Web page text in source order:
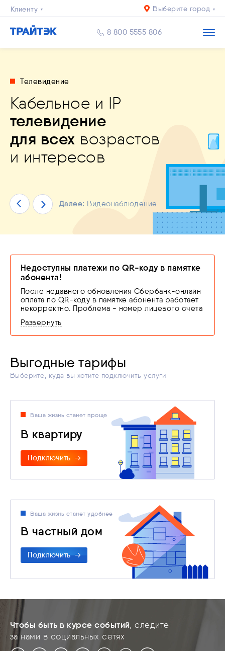
Клиенту
Выберите город
8 800 5555 806
подключение к
в квартиру и
Телевидение
Кабельное и IP
телевидение
для всех возрастов
и интересов
бизнеса
уровень
и комфорта
Далее: Видеонаблюдение
Недоступны платежи по QR-коду в памятке
абонента!
После недавнего обновления Сбербанк-онлайн
оплата по QR-коду в памятке абонента работает
некорректно. Проблема - номер лицевого счета
автоматически при сканировании QR-кода.
Все прочие способы оплаты через Сбер
платежа и оплата через поиск организаций в
приложении СБЕР доступны.
Также вы можете воспользоваться вторым QR-
Развернуть
Выгодные тарифы
Выберите, куда вы хотите подключить услуги
Ваша жизнь станет проще
В квартиру
Подключить
Ваша жизнь станет удобнее
В частный дом
Подключить
Чтобы быть в курсе событий, следите
за нами в социальных сетях